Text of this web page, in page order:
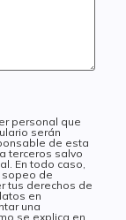
personal que
serán
de esta
terceros salvo
En todo caso,
de
tus derechos de
en
una
se explica en